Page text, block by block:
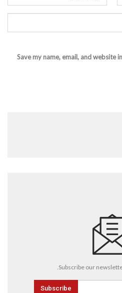
Save my name, email, and website
Subscribe our
Subscribe